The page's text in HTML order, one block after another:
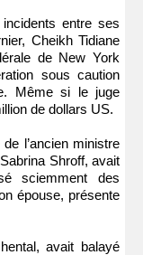
Cheikh Tidiane
de New York
sous caution
Même si le juge
de dollars US.
l’ancien ministre
Shroff, avait
sciemment des
épouse, présente
avait balayé